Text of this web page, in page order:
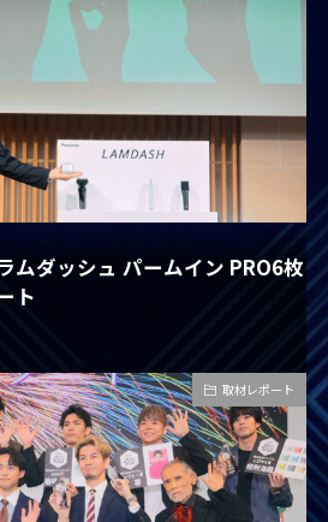
ムダッシュ パームイン PRO6枚
ト
取材レポート